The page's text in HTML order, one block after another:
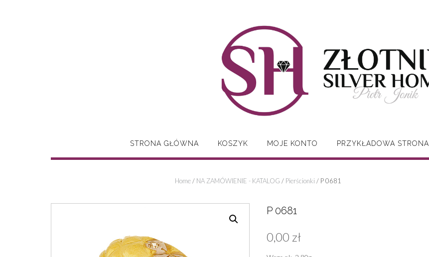
STRONA GŁÓWNA KOSZYK MOJE KONTO PRZYKŁADOWA STRONA
Home/ NA ZAMÓWIENIE - KATALOG / Pierścionki / P 0681
P 0681
0,00 zł